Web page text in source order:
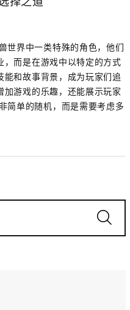
世界中一类特殊的角色，他们
而是在游戏中以特定的方式
和故事背景，成为玩家们追
游戏的乐趣，还能展示玩家
简单的随机，而是需要考虑多